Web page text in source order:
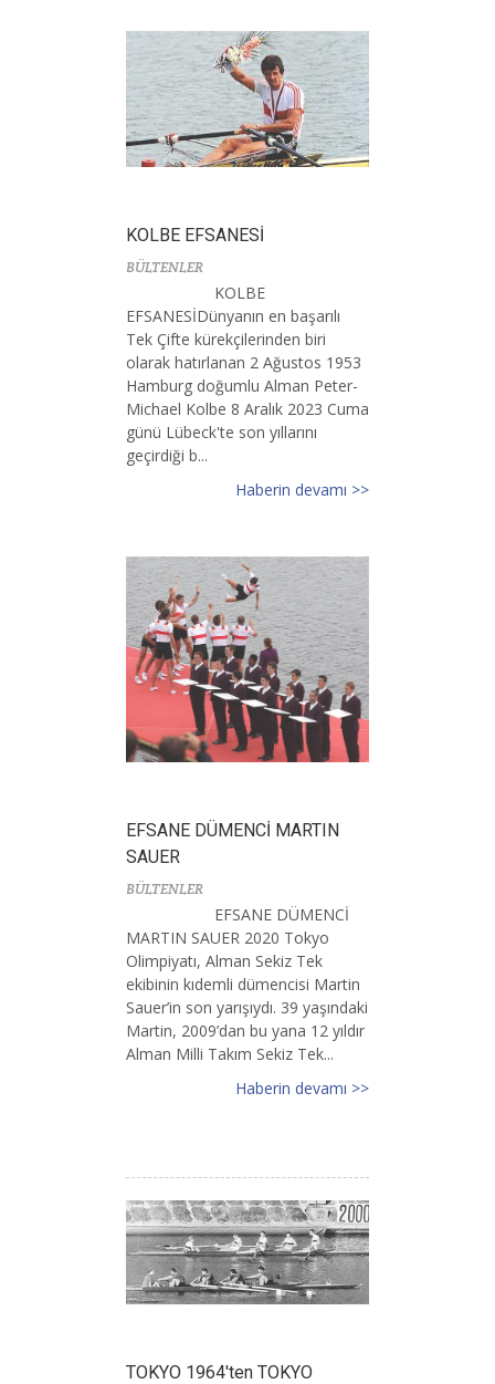
KOLBE EFSANESİ
BÜLTENLER
KOLBE
EFSANESİDünyanın en başarılı
Tek Çifte kürekçilerinden biri
olarak hatırlanan 2 Ağustos 1953
Hamburg doğumlu Alman Peter-
Michael Kolbe 8 Aralık 2023 Cuma
günü Lübeck'te son yıllarını
geçirdiği b...
Haberin devamı >>
EFSANE DÜMENCİ MARTIN
SAUER
BÜLTENLER
EFSANE DÜMENCİ
MARTIN SAUER 2020 Tokyo
Olimpiyatı, Alman Sekiz Tek
ekibinin kıdemli dümencisi Martin
Sauer’in son yarışıydı. 39 yaşındaki
Martin, 2009’dan bu yana 12 yıldır
Alman Milli Takım Sekiz Tek...
Haberin devamı >>
TOKYO 1964'ten TOKYO